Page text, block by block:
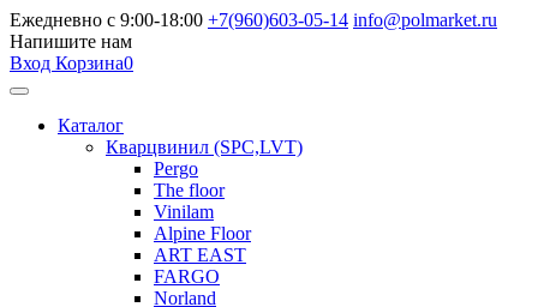
Ежедневно с 9:00-18:00 +7(960)603-05-14 info@polmarket.ru
Напишите нам
Вход Корзина0
Каталог
Кварцвинил (SPC,LVT)
Pergo
The floor
Vinilam
Alpine Floor
ART EAST
FARGO
Norland